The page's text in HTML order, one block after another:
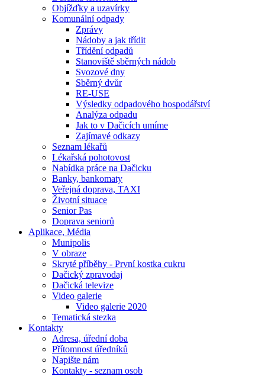
Objížďky a uzavírky
Komunální odpady
Zprávy
Nádoby a jak třídit
Třídění odpadů
Stanoviště sběrných nádob
Svozové dny
Sběrný dvůr
RE-USE
Výsledky odpadového hospodářství
Analýza odpadu
Jak to v Dačicích umíme
Zajímavé odkazy
Seznam lékařů
Lékařská pohotovost
Nabídka práce na Dačicku
Banky, bankomaty
Veřejná doprava, TAXI
Životní situace
Senior Pas
Doprava seniorů
Aplikace, Média
Munipolis
V obraze
Skryté příběhy - První kostka cukru
Dačický zpravodaj
Dačická televize
Video galerie
Video galerie 2020
Tematická stezka
Kontakty
Adresa, úřední doba
Přítomnost úředníků
Napište nám
Kontakty - seznam osob